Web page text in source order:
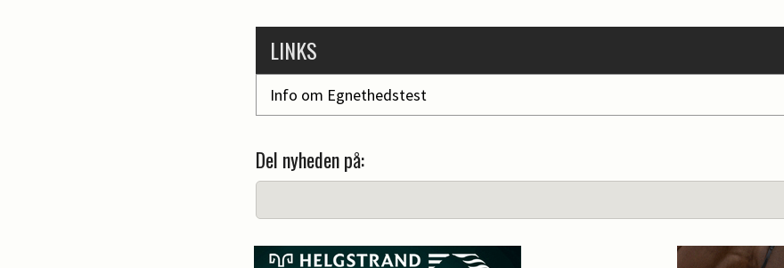
LINKS
Info om Egnethedstest
Del nyheden på: